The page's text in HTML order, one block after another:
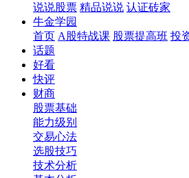
说说股票 精品说说 认证砖家
牛金学园
首页 A股特战课 股票提高班 投
话题
好看
快评
财商
股票基础
能力级别
交易心法
选股技巧
技术分析